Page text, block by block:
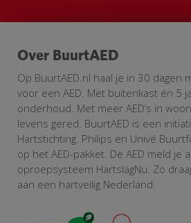
Over BuurtAED
Op BuurtAED.nl haal je in 30 dagen
voor een AED. Met buitenkast én 5
onderhoud. Met meer AED’s in
levens gered. BuurtAED is een
Hartstichting. Philips en Univé
op het AED-pakket. De AED meld je
oproepsysteem HartslagNu. Zo
aan een hartveilig Nederland.